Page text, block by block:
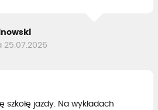
25.07.2026
jazdy. Na wykładach